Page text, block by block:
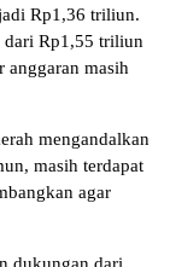
Rp1,36 triliun.
dari Rp1,55 triliun
masih
mengandalkan
masih terdapat
agar